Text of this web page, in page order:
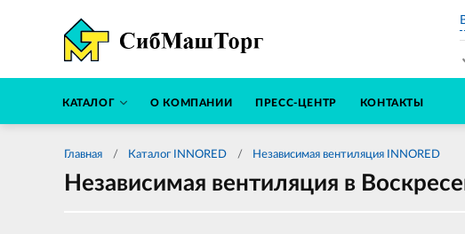
КАТАЛОГ О КОМПАНИИ ПРЕСС-ЦЕНТР КОНТАКТЫ
Главная Каталог INNORED Независимая вентиляция INNORED
Независимая вентиляция в